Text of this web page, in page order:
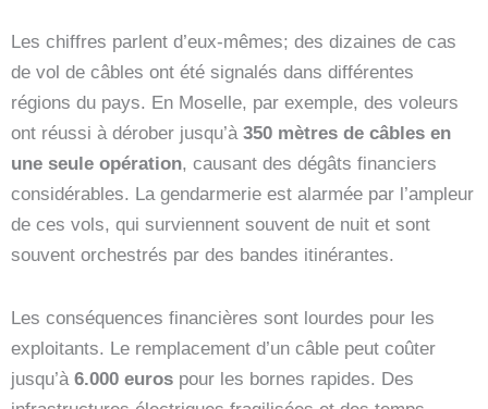
Les chiffres parlent d’eux-mêmes; des dizaines de cas
de vol de câbles ont été signalés dans différentes
régions du pays. En Moselle, par exemple, des voleurs
ont réussi à dérober jusqu’à 350 mètres de câbles en
une seule opération, causant des dégâts financiers
considérables. La gendarmerie est alarmée par l’ampleur
de ces vols, qui surviennent souvent de nuit et sont
souvent orchestrés par des bandes itinérantes.
Les conséquences financières sont lourdes pour les
exploitants. Le remplacement d’un câble peut coûter
jusqu’à 6.000 euros pour les bornes rapides. Des